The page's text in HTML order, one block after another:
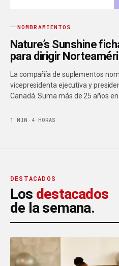
NOMBRAMIENTOS
Nature’s Sunshine
para dirigir
La compañía de suplementos
vicepresidenta ejecutiva y
Canadá. Suma más de 25 años
1 MIN · 4 HORAS
DESTACADOS
Los destacados
de la semana.